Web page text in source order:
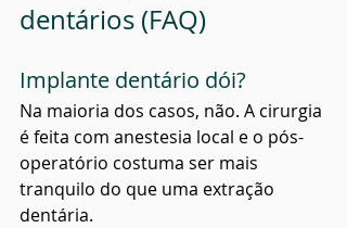
dentários (FAQ)
Implante dentário dói?
Na maioria dos casos, não. A cirurgia
é feita com anestesia local e o pós-
operatório costuma ser mais
tranquilo do que uma extração
dentária.